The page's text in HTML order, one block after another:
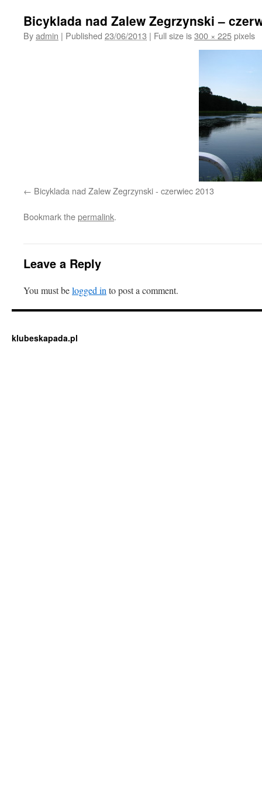
Bicyklada nad Zalew Zegrzynski –
Byadmin | Published 23/06/2013 | Full size is300 × 225pixels
Bicyklada nad Zalew Zegrzynski - czerwiec 2013
Bookmark thepermalink.
Leave a Reply
You must belogged in to post a comment.
klubeskapada.pl